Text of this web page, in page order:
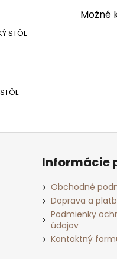
STÔL
Možné
Informácie
Obchodné
Doprava a
Podmienky
údajov
Kontaktný